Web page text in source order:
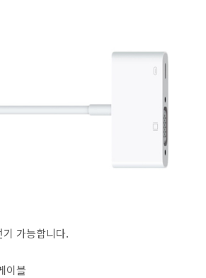
가능합니다.
이블